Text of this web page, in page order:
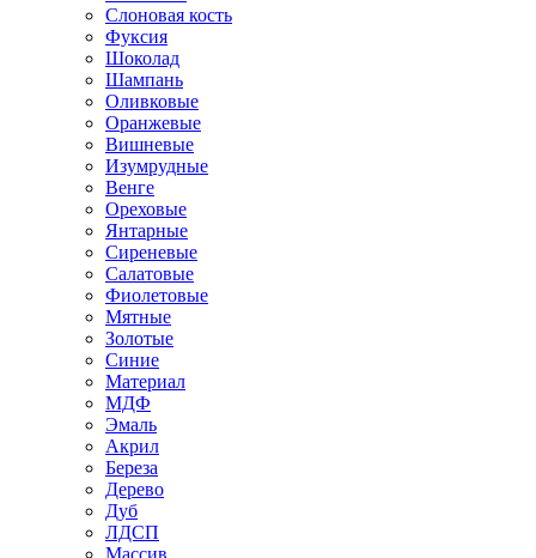
Слоновая кость
Фуксия
Шоколад
Шампань
Оливковые
Оранжевые
Вишневые
Изумрудные
Венге
Ореховые
Янтарные
Сиреневые
Салатовые
Фиолетовые
Мятные
Золотые
Синие
Материал
МДФ
Эмаль
Акрил
Береза
Дерево
Дуб
ЛДСП
Массив